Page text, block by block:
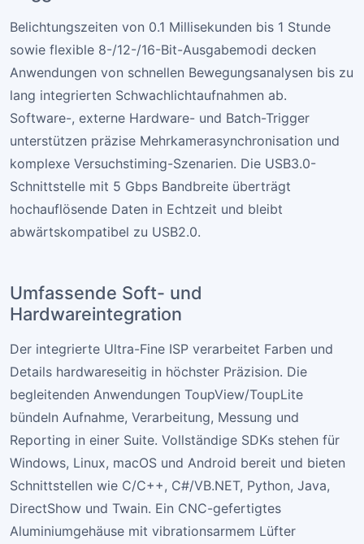
Belichtungszeiten von 0.1 Millisekunden bis 1 Stunde
sowie flexible 8-/12-/16-Bit-Ausgabemodi decken
Anwendungen von schnellen Bewegungsanalysen bis zu
lang integrierten Schwachlichtaufnahmen ab.
Software-, externe Hardware- und Batch-Trigger
unterstützen präzise Mehrkamerasynchronisation und
komplexe Versuchstiming-Szenarien. Die USB3.0-
Schnittstelle mit 5 Gbps Bandbreite überträgt
hochauflösende Daten in Echtzeit und bleibt
abwärtskompatibel zu USB2.0.
Umfassende Soft- und
Hardwareintegration
Der integrierte Ultra-Fine ISP verarbeitet Farben und
Details hardwareseitig in höchster Präzision. Die
begleitenden Anwendungen ToupView/ToupLite
bündeln Aufnahme, Verarbeitung, Messung und
Reporting in einer Suite. Vollständige SDKs stehen für
Windows, Linux, macOS und Android bereit und bieten
Schnittstellen wie C/C++, C#/VB.NET, Python, Java,
DirectShow und Twain. Ein CNC-gefertigtes
Aluminiumgehäuse mit vibrationsarmem Lüfter